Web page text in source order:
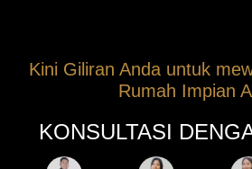
Kini Giliran Anda untuk
Rumah Impian
KONSULTASI